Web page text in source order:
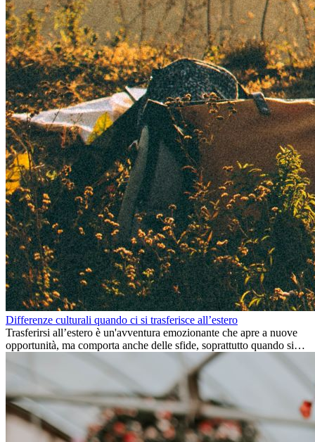
Differenze culturali quando ci si trasferisce all’estero
Trasferirsi all’estero è un'avventura emozionante che apre a nuove
opportunità, ma comporta anche delle sfide, soprattutto quando si
tratta di differenze culturali. Che tu stia andando all’estero per
lavoro, per studio, o semplicemente per un cambiamento, adattarsi a
una nuova cultura richiede tempo. Capire queste differenze e
abbracciare nuovi modi di vivere è la chiave per una transizione di
successo.